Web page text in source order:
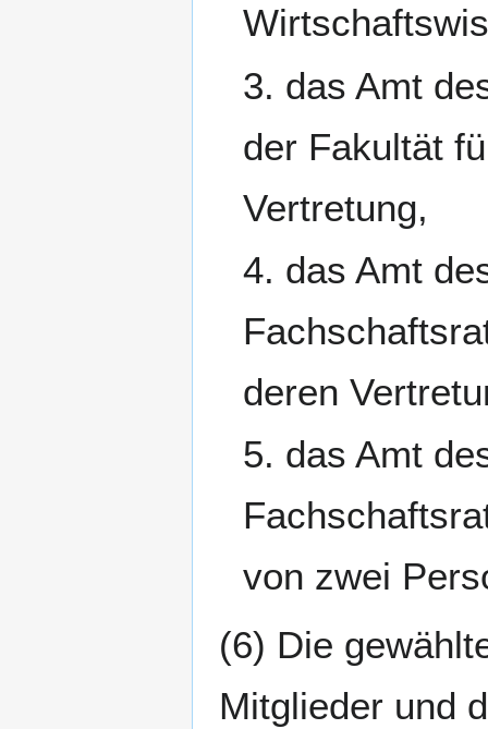
3. das Amt
der Fakultät
Vertretung,
4. das Amt
deren
5. das Amt
von zwei
(6) Die
Mitglieder und